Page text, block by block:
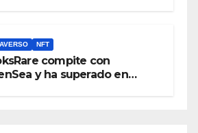
NFT
compite con
y ha superado en